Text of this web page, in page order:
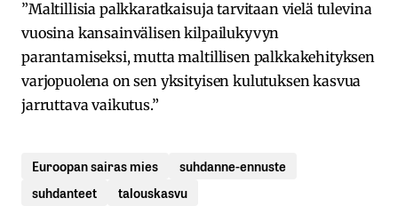
”Maltillisia palkkaratkaisuja tarvitaan vielä tulevina
vuosina kansainvälisen kilpailukyvyn
parantamiseksi, mutta maltillisen palkkakehityksen
varjopuolena on sen yksityisen kulutuksen kasvua
jarruttava vaikutus.”
Euroopan sairas mies
suhdanne-ennuste
suhdanteet
talouskasvu